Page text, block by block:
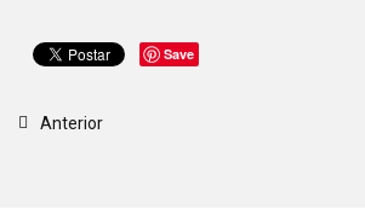
Save
Anterior